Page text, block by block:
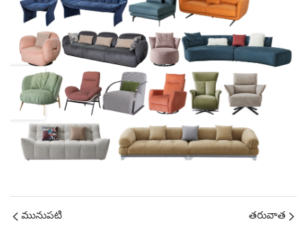
మునుపటి తరువాత